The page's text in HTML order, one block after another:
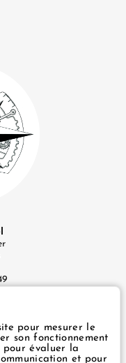
pour mesurer le
son fonctionnement
pour évaluer la
et pour